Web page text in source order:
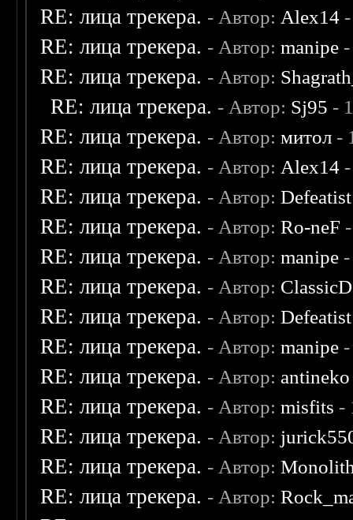
RE: лица трекера. - Автор: Alex14
RE: лица трекера. - Автор:manipe
RE: лица трекера. - Автор:
RE: лица трекера. - Автор: Sj95 -
RE: лица трекера. - Автор:митол -
RE: лица трекера. - Автор: Alex14
RE: лица трекера. - Автор:Defeatist
RE: лица трекера. - Автор:Ro-neF
RE: лица трекера. - Автор:manipe
RE: лица трекера. - Автор:
RE: лица трекера. - Автор:Defeatist
RE: лица трекера. - Автор:manipe
RE: лица трекера. - Автор: antineko
RE: лица трекера. - Автор:misfits -
RE: лица трекера. - Автор:
RE: лица трекера. - Автор:
RE: лица трекера. - Автор: